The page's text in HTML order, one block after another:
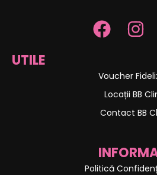
UTILE
Voucher
Locații BB
Contact BB
Politică